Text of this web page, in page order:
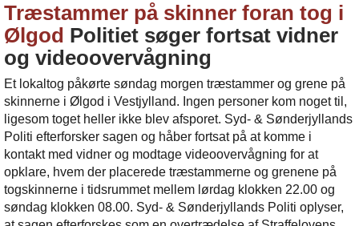
Træstammer på skinner foran tog i
Ølgod Politiet søger fortsat vidner
og videoovervågning
Et lokaltog påkørte søndag morgen træstammer og grene på
skinnerne i Ølgod i Vestjylland. Ingen personer kom noget til,
ligesom toget heller ikke blev afsporet. Syd- & Sønderjyllands
Politi efterforsker sagen og håber fortsat på at komme i
kontakt med vidner og modtage videoovervågning for at
opklare, hvem der placerede træstammerne og grenene på
togskinnerne i tidsrummet mellem lørdag klokken 22.00 og
søndag klokken 08.00. Syd- & Sønderjyllands Politi oplyser,